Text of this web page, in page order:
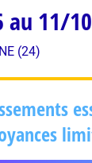
au 11/
(24)